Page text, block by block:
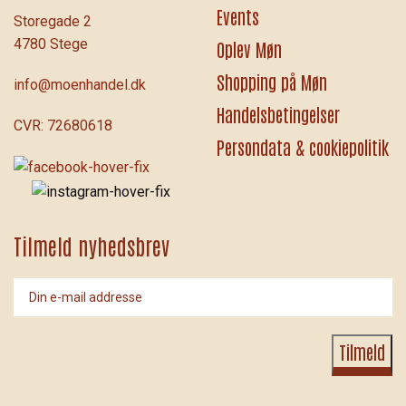
Storegade 2
4780 Stege
info@moenhandel.dk
CVR: 72680618
Events
Oplev Møn
Shopping på Møn
Handelsbetingelser
Persondata & cookiepolitik
Tilmeld nyhedsbrev